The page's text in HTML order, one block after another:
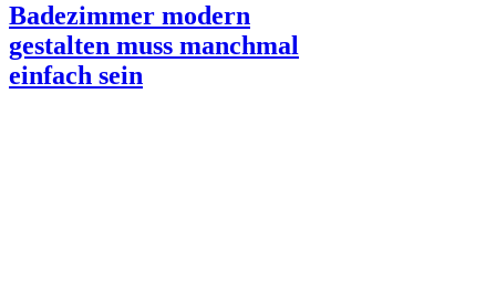
Badezimmer modern
gestalten muss manchmal
einfach sein